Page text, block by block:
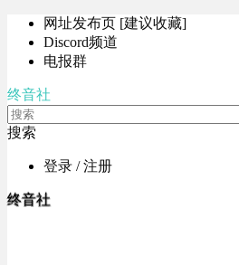
网址发布页 [建议收藏]
Discord频道
电报群
终音社
搜索
登录 / 注册
终音社